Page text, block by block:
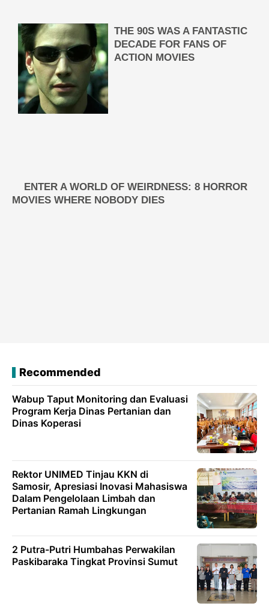
Recommended
Wabup Taput Monitoring dan Evaluasi
Program Kerja Dinas Pertanian dan
Dinas Koperasi
Rektor UNIMED Tinjau KKN di
Samosir, Apresiasi Inovasi Mahasiswa
Dalam Pengelolaan Limbah dan
Pertanian Ramah Lingkungan
2 Putra-Putri Humbahas Perwakilan
Paskibaraka Tingkat Provinsi Sumut